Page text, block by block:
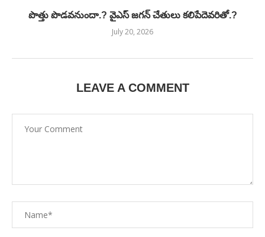
పొత్తు పొడవనుందా.? వైఎస్ జగన్ చేతులు కలిపేదెవరితో.?
July 20, 2026
LEAVE A COMMENT